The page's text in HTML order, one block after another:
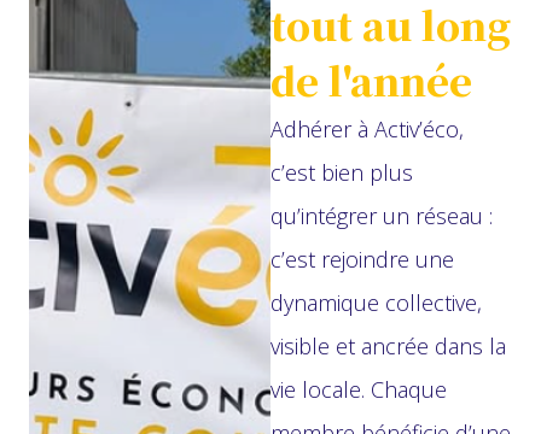
vivre et grandir
l’activité dans le
vignoble nantais.
tout au long
de l'année
Adhérer à Activ’éco,
c’est bien plus
qu’intégrer un réseau :
c’est rejoindre une
dynamique collective,
visible et ancrée dans la
vie locale. Chaque